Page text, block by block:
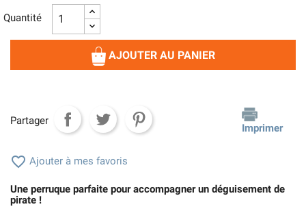
Quantité
AJOUTER AU PANIER
Partager
Imprimer
 Ajouter à mes favoris
Une perruque parfaite pour accompagner un déguisement de
pirate !